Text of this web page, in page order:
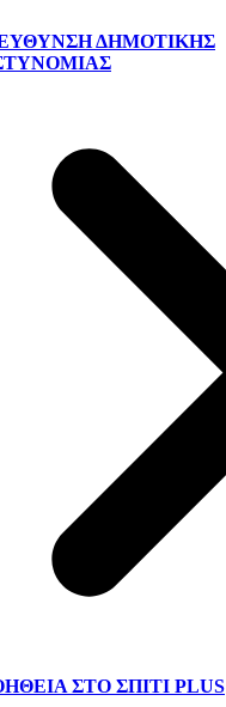
ΔΗΜΟΤΙΚΉΣ
ΣΤΟ ΣΠΊΤΙ PLUS